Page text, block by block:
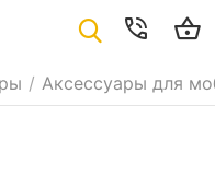
/ Аксессуары для